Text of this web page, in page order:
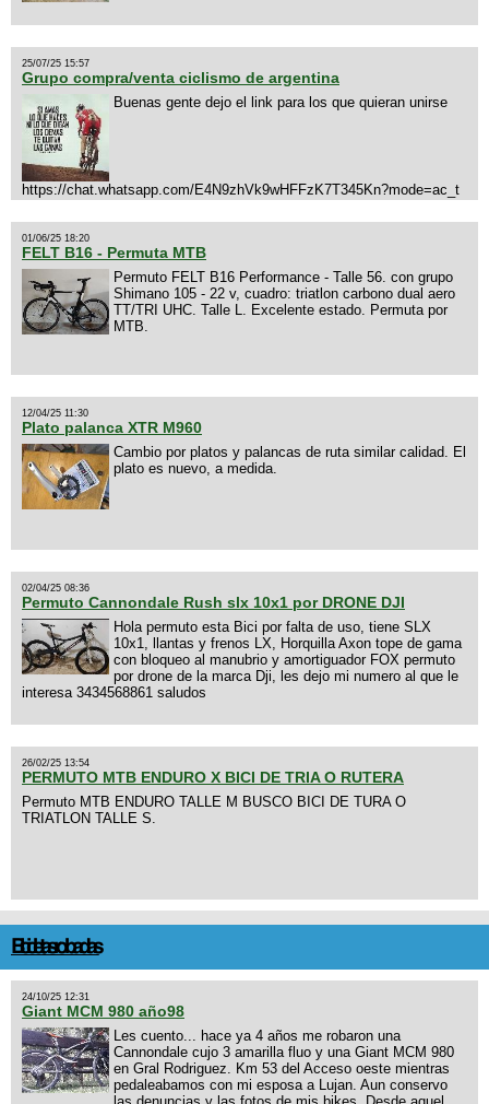
25/07/25 15:57
Grupo compra/venta ciclismo de argentina
Buenas gente dejo el link para los que quieran unirse
https://chat.whatsapp.com/E4N9zhVk9wHFFzK7T345Kn?mode=ac_t
01/06/25 18:20
FELT B16 - Permuta MTB
Permuto FELT B16 Performance - Talle 56. con grupo
Shimano 105 - 22 v, cuadro: triatlon carbono dual aero
TT/TRI UHC. Talle L. Excelente estado. Permuta por
MTB.
12/04/25 11:30
Plato palanca XTR M960
Cambio por platos y palancas de ruta similar calidad. El
plato es nuevo, a medida.
02/04/25 08:36
Permuto Cannondale Rush slx 10x1 por DRONE DJI
Hola permuto esta Bici por falta de uso, tiene SLX
10x1, llantas y frenos LX, Horquilla Axon tope de gama
con bloqueo al manubrio y amortiguador FOX permuto
por drone de la marca Dji, les dejo mi numero al que le
interesa 3434568861 saludos
26/02/25 13:54
PERMUTO MTB ENDURO X BICI DE TRIA O RUTERA
Permuto MTB ENDURO TALLE M BUSCO BICI DE TURA O
TRIATLON TALLE S.
Bicicletas robadas
24/10/25 12:31
Giant MCM 980 año98
Les cuento... hace ya 4 años me robaron una
Cannondale cujo 3 amarilla fluo y una Giant MCM 980
en Gral Rodriguez. Km 53 del Acceso oeste mientras
pedaleabamos con mi esposa a Lujan. Aun conservo